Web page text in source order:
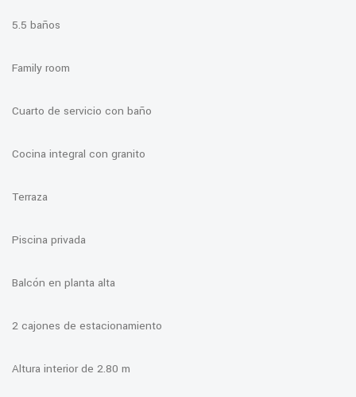
5.5 baños
Family room
Cuarto de servicio con baño
Cocina integral con granito
Terraza
Piscina privada
Balcón en planta alta
2 cajones de estacionamiento
Altura interior de 2.80 m